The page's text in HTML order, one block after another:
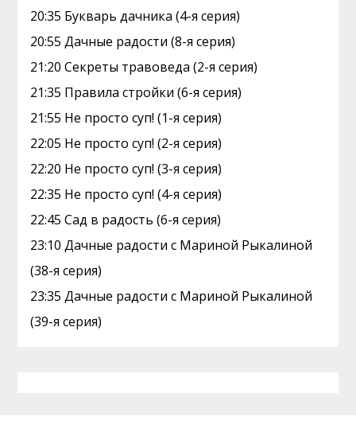
20:35 Букварь дачника (4-я серия)
20:55 Дачные радости (8-я серия)
21:20 Секреты травоведа (2-я серия)
21:35 Правила стройки (6-я серия)
21:55 Не просто суп! (1-я серия)
22:05 Не просто суп! (2-я серия)
22:20 Не просто суп! (3-я серия)
22:35 Не просто суп! (4-я серия)
22:45 Сад в радость (6-я серия)
23:10 Дачные радости с Мариной Рыкалиной
(38-я серия)
23:35 Дачные радости с Мариной Рыкалиной
(39-я серия)